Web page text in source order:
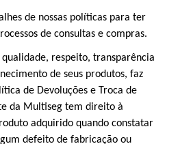
de nossas políticas para ter
de consultas e compras.
respeito, transparência
de seus produtos, faz
de Devoluções e Troca de
da Multiseg tem direito à
adquirido quando constatar
defeito de fabricação ou